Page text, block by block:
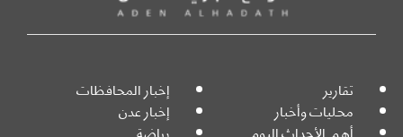
تقارير إخبار المحافظات
محليات وأخبار إخبار عدن